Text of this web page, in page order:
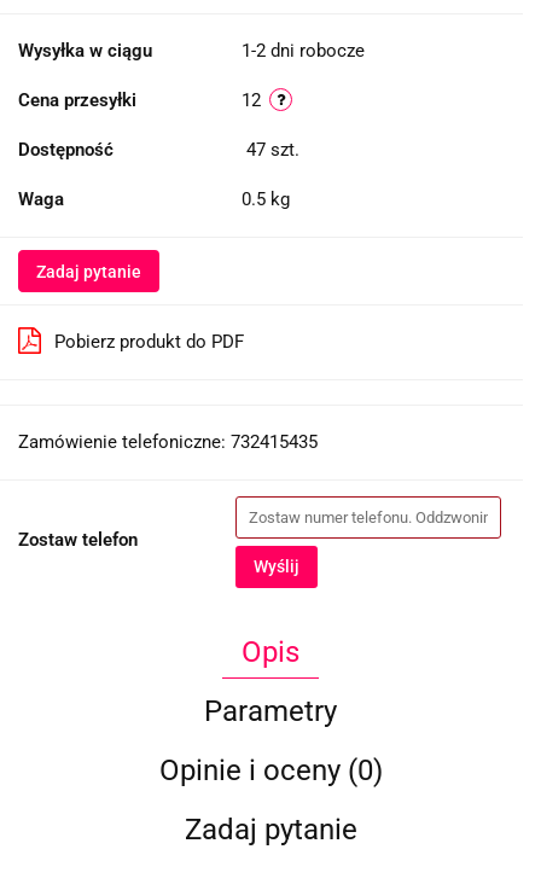
Wysyłka w ciągu 1-2 dni robocze
Cena przesyłki 12
Dostępność 47 szt.
Waga 0.5 kg
Zadaj pytanie
Pobierz produkt do PDF
Zamówienie telefoniczne: 732415435
Zostaw telefon
Wyślij
Opis
Parametry
Opinie i oceny (0)
Zadaj pytanie